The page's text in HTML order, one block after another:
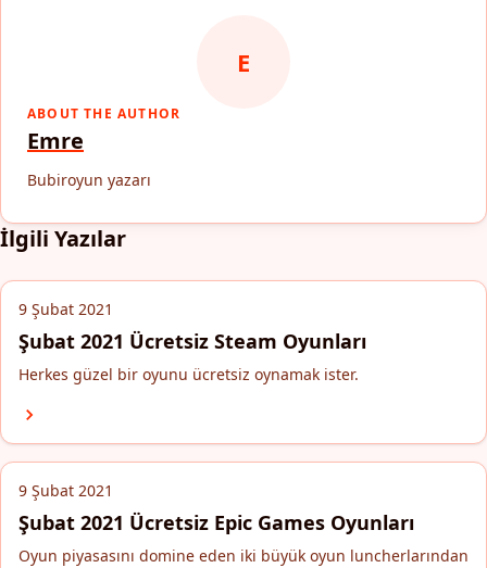
E
ABOUT THE AUTHOR
Emre
Bubiroyun yazarı
İlgili Yazılar
9 Şubat 2021
Şubat 2021 Ücretsiz Steam Oyunları
Herkes güzel bir oyunu ücretsiz oynamak ister.
9 Şubat 2021
Şubat 2021 Ücretsiz Epic Games Oyunları
Oyun piyasasını domine eden iki büyük oyun luncherlarından